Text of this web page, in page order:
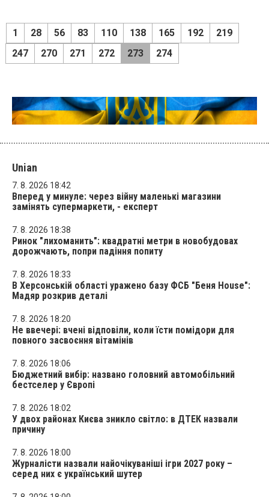
1 28 56 83 110 138 165 192
219
247
270 271 272 273 274
Unian
7. 8. 2026 18:42
Вперед у минуле: через війну маленькі магазини
замінять супермаркети, - експерт
7. 8. 2026 18:38
Ринок "лихоманить": квадратні метри в новобудовах
дорожчають, попри падіння попиту
7. 8. 2026 18:33
В Херсонській області уражено базу ФСБ "Беня House":
Мадяр розкрив деталі
7. 8. 2026 18:20
Не ввечері: вчені відповіли, коли їсти помідори для
повного засвоєння вітамінів
7. 8. 2026 18:06
Бюджетний вибір: названо головний автомобільний
бестселер у Європі
7. 8. 2026 18:02
У двох районах Києва зникло світло: в ДТЕК назвали
причину
7. 8. 2026 18:00
Журналісти назвали найочікуваніші ігри 2027 року –
серед них є український шутер